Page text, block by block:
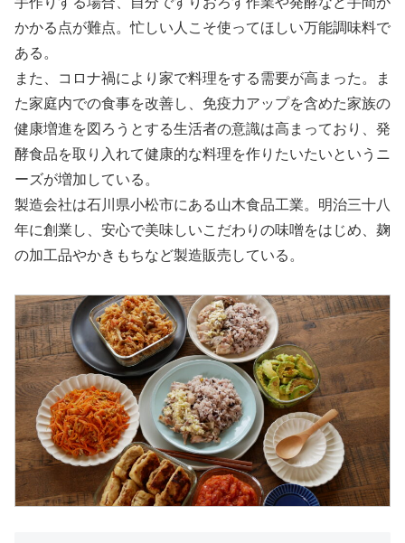
かかる点が難点。忙しい人こそ使ってほしい万能調味料で
ある。
また、コロナ禍により家で料理をする需要が高まった。ま
た家庭内での食事を改善し、免疫力アップを含めた家族の
健康増進を図ろうとする生活者の意識は高まっており、発
酵食品を取り入れて健康的な料理を作りたいたいというニ
ーズが増加している。
製造会社は石川県小松市にある山木食品工業。明治三十八
年に創業し、安心で美味しいこだわりの味噌をはじめ、麹
の加工品やかきもちなど製造販売している。